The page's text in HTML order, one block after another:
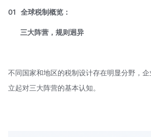
01 全球税制概览：
三大阵营，规则迥异
不同国家和地区的税制设计存在明显分野，
立起对三大阵营的基本认知。